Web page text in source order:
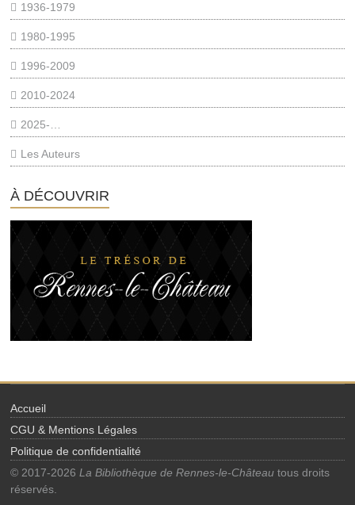
1936-1979
1980-1995
1996-2009
2010-2024
2025-…
Les Auteurs
À DÉCOUVRIR
Accueil
CGU & Mentions Légales
Politique de confidentialité
© 2017-2026La Bibliothèque de Rennes-le-Château tous droits
réservés.